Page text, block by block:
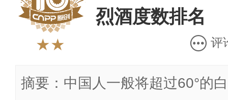
★★
烈酒度数排名
评
摘要：中国人一般将超过60°的